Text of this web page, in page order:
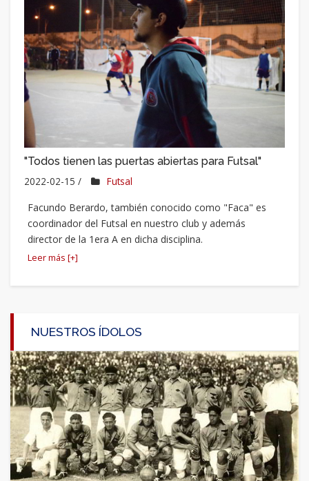
"Todos tienen las puertas abiertas para Futsal"
2022-02-15 /
Futsal
Facundo Berardo, también conocido como "Faca" es
coordinador del Futsal en nuestro club y además
director de la 1era A en dicha disciplina.
Leer más [+]
NUESTROS ÍDOLOS